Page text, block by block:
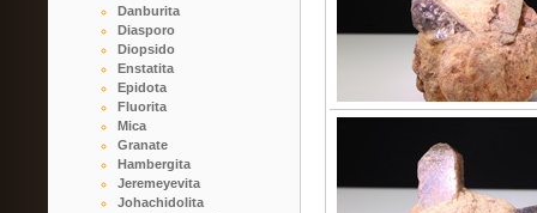
Danburita
Diasporo
Diopsido
Enstatita
Epidota
Fluorita
Mica
Granate
Hambergita
Jeremeyevita
Johachidolita